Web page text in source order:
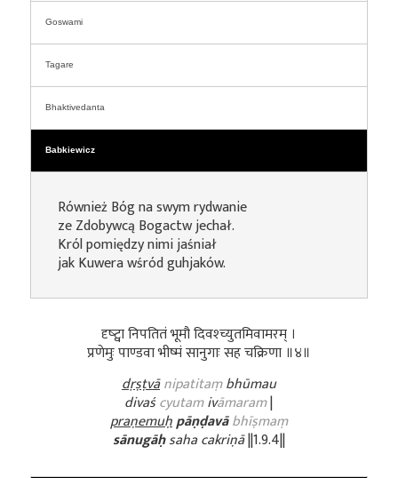
Goswami
Tagare
Bhaktivedanta
Babkiewicz
Również Bóg na swym rydwanie
ze Zdobywcą Bogactw jechał.
Król pomiędzy nimi jaśniał
jak Kuwera wśród guhjaków.
दृष्ट्वा निपतितं भूमौ दिवश्च्युतमिवामरम् ।
प्रणेमुः पाण्डवा भीष्मं सानुगाः सह चक्रिणा ॥४॥
dṛṣṭvānipatitaṃbhūmau
divaścyutamivāmaram|
praṇemuḥpāṇḍavābhīṣmaṃ
sānugāḥsaha cakriṇā||1.9.4||